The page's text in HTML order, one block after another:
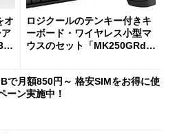
オ
ロジクールのテンキー付きキ
ーボード・ワイヤレス小型マ
ウスのセット「MK250GRd」
で月額850円～ 格安SIMをお得に使
ーン実施中！